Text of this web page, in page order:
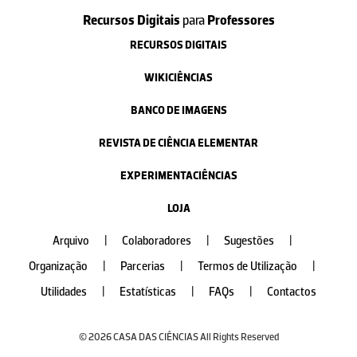
Recursos Digitais paraProfessores
RECURSOS DIGITAIS
WIKICIÊNCIAS
BANCO DE IMAGENS
REVISTA DE CIÊNCIA ELEMENTAR
EXPERIMENTACIÊNCIAS
LOJA
Arquivo Colaboradores Sugestões
Organização
Parcerias Termos de Utilização
Utilidades
Estatísticas FAQs Contactos
© 2026 CASA DAS CIÊNCIAS All Rights Reserved